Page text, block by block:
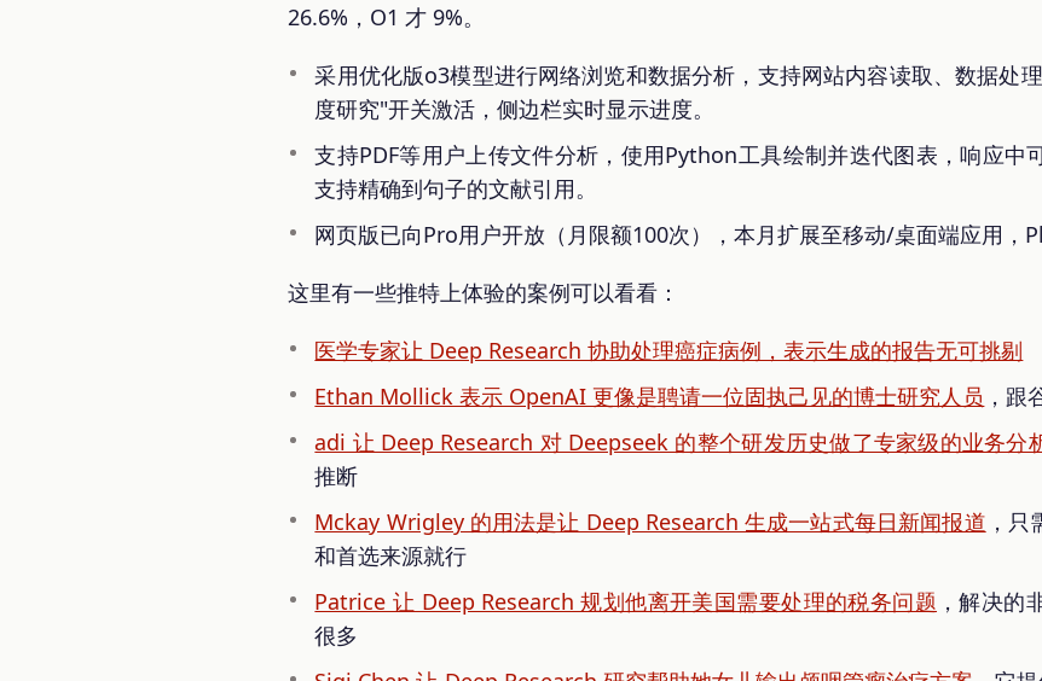
26.6%，O1 才 9%。
采用优化版o3模型进行网络浏览和数据分析，支持网站内容读取、数据处
度研究"开关激活，侧边栏实时显示进度。
支持PDF等用户上传文件分析，使用Python工具绘制并迭代图表，响应中
支持精确到句子的文献引用。
网页版已向Pro用户开放（月限额100次），本月扩展至移动/桌面端应用，
这里有一些推特上体验的案例可以看看：
医学专家让 Deep Research 协助处理癌症病例，表示生成的报告无可挑剔
Ethan Mollick 表示 OpenAI 更像是聘请一位固执己见的博士研究人员 ，跟
adi 让 Deep Research 对 Deepseek 的整个研发历史做了专家级的业务分
推断
Mckay Wrigley 的用法是让 Deep Research 生成一站式每日新闻报道 ，
和首选来源就行
Patrice 让 Deep Research 规划他离开美国需要处理的税务问题 ，解决的
很多